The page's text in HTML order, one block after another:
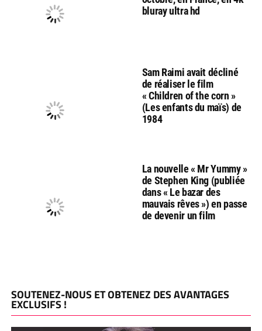
bluray ultra hd
Sam Raimi avait décliné
de réaliser le film
« Children of the corn »
(Les enfants du maïs) de
1984
La nouvelle « Mr Yummy »
de Stephen King (publiée
dans « Le bazar des
mauvais rêves ») en passe
de devenir un film
SOUTENEZ-NOUS ET OBTENEZ DES AVANTAGES
EXCLUSIFS !